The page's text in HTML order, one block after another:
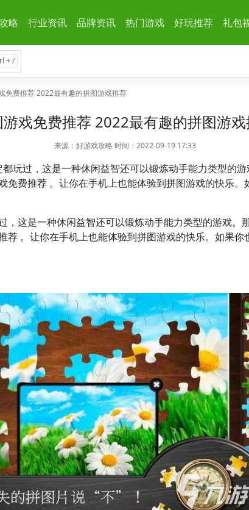
略 行业资讯 品牌资讯 热门游戏 好玩推荐 礼包
免费推荐 2022最有趣的拼图游戏推荐
戏免费推荐 2022最有趣的拼图游
来源： 好游戏攻略时间：2022-09-19 17:33
玩过，这是一种休闲益智还可以锻炼动手能力类型的
免费推荐 。让你在手机上也能体验到拼图游戏的快乐。
，这是一种休闲益智还可以锻炼动手能力类型的游戏。
荐 。让你在手机上也能体验到拼图游戏的快乐。如果你